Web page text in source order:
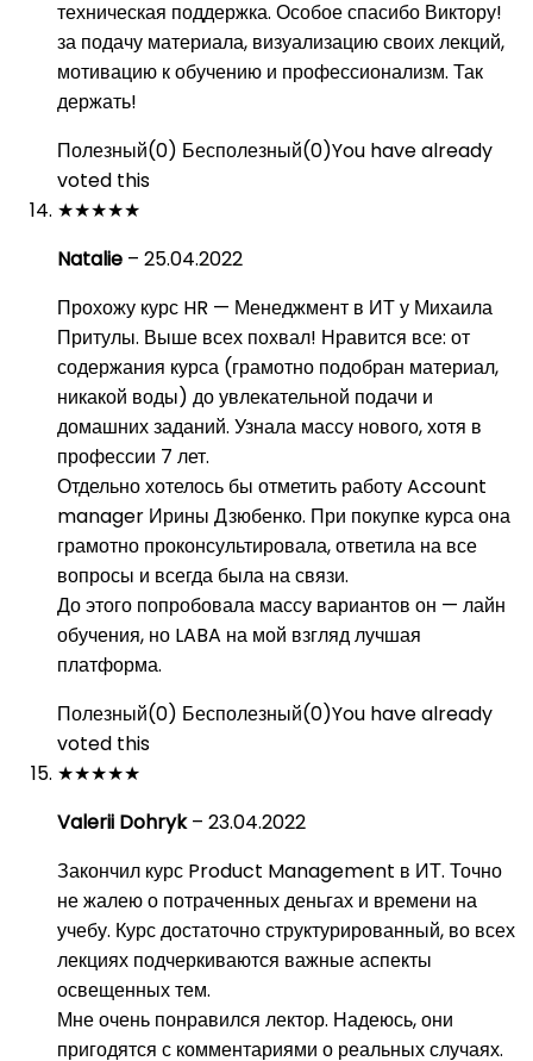
техническая поддержка. Особое спасибо Виктору!
за подачу материала, визуализацию своих лекций,
мотивацию к обучению и профессионализм. Так
держать!
Полезный(0) Бесполезный(0)You have already
voted this
★★★★★
Natalie – 25.04.2022
Прохожу курс HR — Менеджмент в ИТ у Михаила
Притулы. Выше всех похвал! Нравится все: от
содержания курса (грамотно подобран материал,
никакой воды) до увлекательной подачи и
домашних заданий. Узнала массу нового, хотя в
профессии 7 лет.
Отдельно хотелось бы отметить работу Account
manager Ирины Дзюбенко. При покупке курса она
грамотно проконсультировала, ответила на все
вопросы и всегда была на связи.
До этого попробовала массу вариантов он — лайн
обучения, но LABA на мой взгляд лучшая
платформа.
Полезный(0) Бесполезный(0)You have already
voted this
★★★★★
Valerii Dohryk– 23.04.2022
Закончил курс Product Management в ИТ. Точно
не жалею о потраченных деньгах и времени на
учебу. Курс достаточно структурированный, во всех
лекциях подчеркиваются важные аспекты
освещенных тем.
Мне очень понравился лектор. Надеюсь, они
пригодятся с комментариями о реальных случаях.